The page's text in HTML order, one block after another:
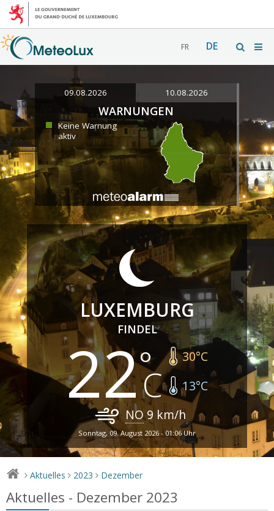
FR DE
09.08.2026 10.08.2026
WARNUNGEN
Keine Warnung
aktiv
LUXEMBURG
FINDEL
22 30°C
13°C
NO9 km/h
Sonntag, 09. August 2026 - 01:06 Uhr
> Aktuelles > 2023 > Dezember
Aktuelles - Dezember 2023